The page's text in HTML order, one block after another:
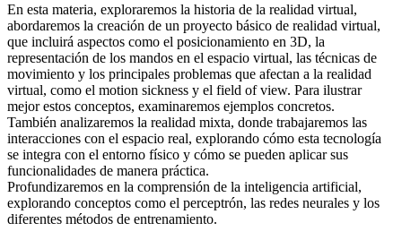
En esta materia, exploraremos la historia de la realidad virtual,
abordaremos la creación de un proyecto básico de realidad virtual,
que incluirá aspectos como el posicionamiento en 3D, la
representación de los mandos en el espacio virtual, las técnicas de
movimiento y los principales problemas que afectan a la realidad
virtual, como el motion sickness y el field of view. Para ilustrar
mejor estos conceptos, examinaremos ejemplos concretos.
También analizaremos la realidad mixta, donde trabajaremos las
interacciones con el espacio real, explorando cómo esta tecnología
se integra con el entorno físico y cómo se pueden aplicar sus
funcionalidades de manera práctica.
Profundizaremos en la comprensión de la inteligencia artificial,
explorando conceptos como el perceptrón, las redes neurales y los
diferentes métodos de entrenamiento.